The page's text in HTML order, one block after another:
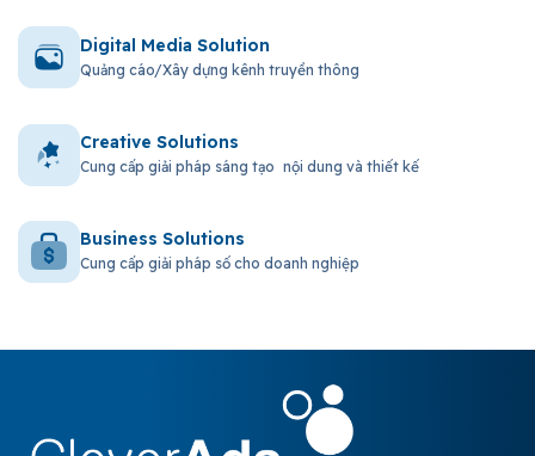
Digital Media Solution
Quảng cáo/Xây dựng kênh truyền thông
Creative Solutions
Cung cấp giải pháp sáng tạo nội dung và thiết kế
Business Solutions
Cung cấp giải pháp số cho doanh nghiệp